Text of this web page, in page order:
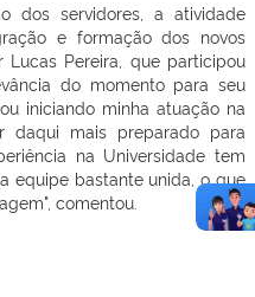
dos servidores, a atividade
e formação dos novos
Pereira, que participou
do momento para seu
iniciando minha atuação na
daqui mais preparado para
na Universidade tem
equipe bastante unida, o que
comentou.